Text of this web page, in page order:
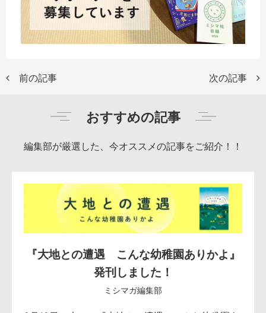
前の記事 次の記事
おすすめの記事
編集部が厳選した、今オススメの記事をご紹介！！
『大地との遭遇 こんな幼稚園ありかよ』
発刊しました！
ミシマガ編集部